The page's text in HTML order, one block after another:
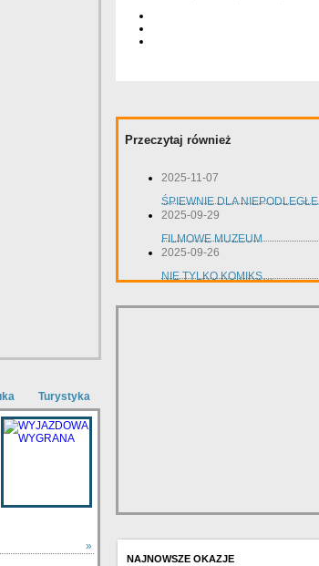
Turystyka
»
Przeczytaj również
2025-11-07
ŚPIEWNIE DLA
2025-09-29
FILMOWE MUZEUM
2025-09-26
NIE TYLKO KOMIKS…
NAJNOWSZE OKAZJE